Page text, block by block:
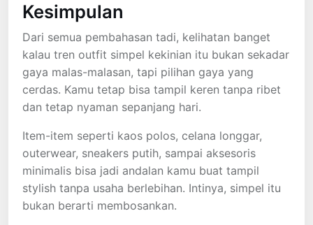
Kesimpulan
Dari semua pembahasan tadi, kelihatan banget
kalau tren outfit simpel kekinian itu bukan sekadar
gaya malas-malasan, tapi pilihan gaya yang
cerdas. Kamu tetap bisa tampil keren tanpa ribet
dan tetap nyaman sepanjang hari.
Item-item seperti kaos polos, celana longgar,
outerwear, sneakers putih, sampai aksesoris
minimalis bisa jadi andalan kamu buat tampil
stylish tanpa usaha berlebihan. Intinya, simpel itu
bukan berarti membosankan.